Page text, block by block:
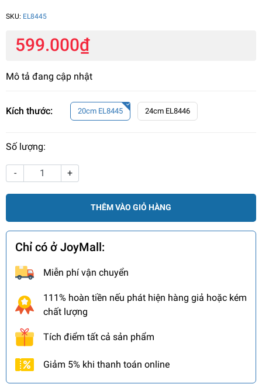
SKU: EL8445
599.000₫
Mô tả đang cập nhật
Kích thước: 20cm EL8445 24cm EL8446
Số lượng:
- +
THÊM VÀO GIỎ HÀNG
Chỉ có ở JoyMall:
Miễn phí vận chuyển
111% hoàn tiền nếu phát hiện hàng giả hoặc kém
chất lượng
Tích điểm tất cả sản phẩm
Giảm 5% khi thanh toán online